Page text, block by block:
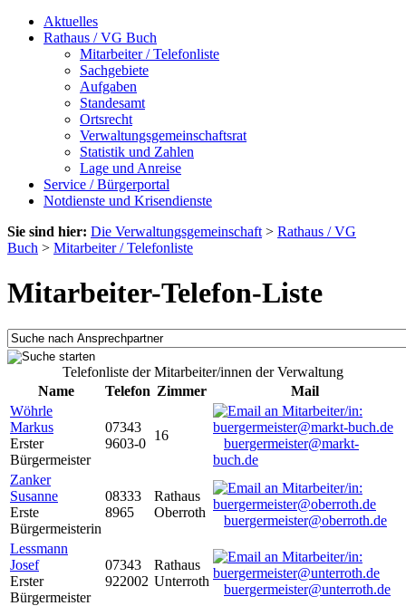
Aktuelles
Rathaus / VG Buch
Mitarbeiter / Telefonliste
Sachgebiete
Aufgaben
Standesamt
Ortsrecht
Verwaltungsgemeinschaftsrat
Statistik und Zahlen
Lage und Anreise
Service / Bürgerportal
Notdienste und Krisendienste
Sie sind hier: Die Verwaltungsgemeinschaft > Rathaus / VG
Buch > Mitarbeiter / Telefonliste
Mitarbeiter-Telefon-Liste
Telefonliste der Mitarbeiter/innen der Verwaltung
Name
Telefon Zimmer
Mail
Wöhrle
Markus
Erster
Bürgermeister
07343
9603-0
16
buergermeister@markt-
buch.de
Zanker
Susanne
Erste
Bürgermeisterin
08333
8965
Rathaus
Oberroth
buergermeister@oberroth.de
Lessmann
Josef
Erster
Bürgermeister
07343
922002
Rathaus
Unterroth
buergermeister@unterroth.de